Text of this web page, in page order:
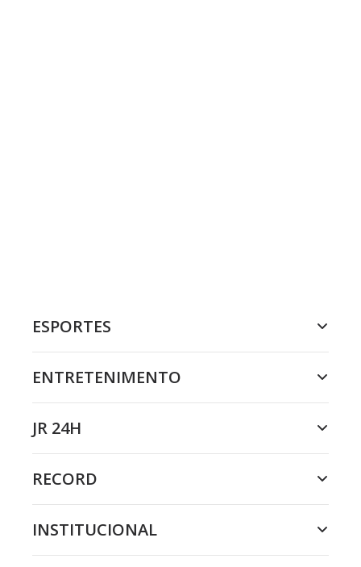
ESPORTES
ENTRETENIMENTO
JR 24H
RECORD
INSTITUCIONAL